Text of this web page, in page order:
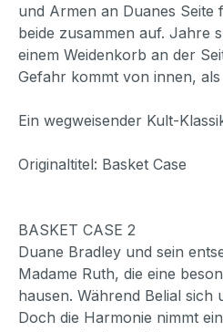
und Armen an Duanes
beide zusammen auf. Jahre
einem Weidenkorb an der
Gefahr kommt von innen,
Ein wegweisender Kult-
Originaltitel: Basket Case
BASKET CASE 2
Duane Bradley und sein
Madame Ruth, die eine
hausen. Während Belial
Doch die Harmonie nimmt